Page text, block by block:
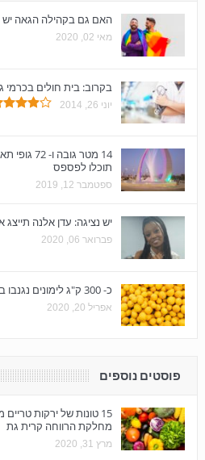
האם גם בקהילה הגאה יש
מאי 02, 2020
בקרוב: בית חולים בכרמי
יוני 26, 2014
14 מטר
תוכלו לפספס
ספטמבר 12, 2019
יש נציגה: עדן אלנה תייצג את
פברואר 06, 2020
כ- 300 ק"ג לימונים נגנבו במטע סמוך לקריית גת
אפריל 20, 2020
פוסטים נוספים
15 טונות של ירקות
מחלקת הרווחה קרית גת
מרץ 31, 2020